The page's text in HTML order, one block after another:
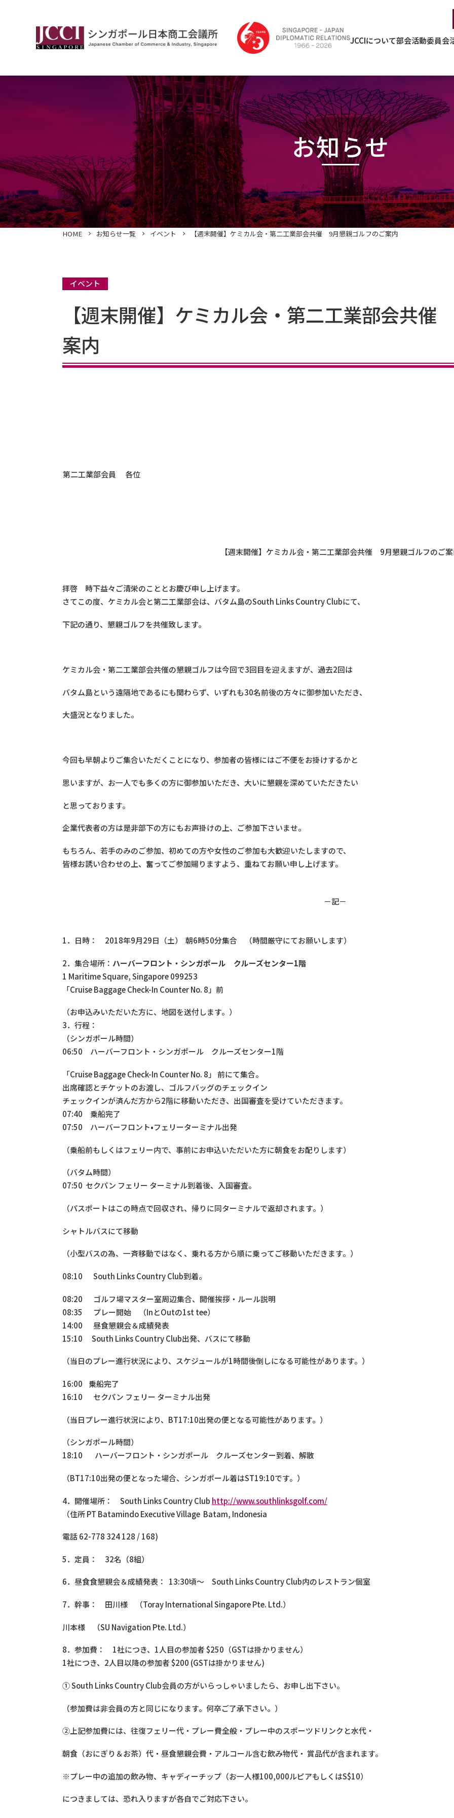
JCCIについて部会活動委員会
お知らせ
HOME お知らせ一覧 イベント 【週末開催】ケミカル会・第二工業部会共催 9月懇親ゴルフのご案内
イベント
【週末開催】ケミカル会・第二工業部会共
案内
第二工業部会員 各位
【週末開催】ケミカル会・第二工業部会共催 9月懇親ゴルフのご
拝啓 時下益々ご清栄のこととお慶び申し上げます。
さてこの度、ケミカル会と第二工業部会は、バタム島のSouth Links Country Clubにて、
下記の通り、懇親ゴルフを共催致します。
ケミカル会・第二工業部会共催の懇親ゴルフは今回で3回目を迎えますが、過去2回は
バタム島という遠隔地であるにも関わらず、いずれも30名前後の方々に御参加いただき、
大盛況となりました。
今回も早朝よりご集合いただくことになり、参加者の皆様にはご不便をお掛けするかと
思いますが、お一人でも多くの方に御参加いただき、大いに懇親を深めていただきたい
と思っております。
企業代表者の方は是非部下の方にもお声掛けの上、ご参加下さいませ。
もちろん、若手のみのご参加、初めての方や女性のご参加も大歓迎いたしますので、
皆様お誘い合わせの上、奮ってご参加賜りますよう、重ねてお願い申し上げます。
－記－
1．日時： 2018年9月29日（土） 朝6時50分集合 （時間厳守にてお願いします）
2．集合場所： ハーバーフロント・シンガポール クルーズセンター1階
1 Maritime Square, Singapore 099253
「Cruise Baggage Check-In Counter No. 8」前
（お申込みいただいた方に、地図を送付します。）
3．行程：
（シンガポール時間）
06:50 ハーバーフロント・シンガポール クルーズセンター1階
「Cruise Baggage Check-In Counter No. 8」 前にて集合。
出席確認とチケットのお渡し、ゴルフバッグのチェックイン
チェックインが済んだ方から2階に移動いただき、出国審査を受けていただきます。
07:40 乗船完了
07:50 ハーバーフロント•フェリーターミナル出発
（乗船前もしくはフェリー内で、事前にお申込いただいた方に朝食をお配りします）
（バタム時間）
07:50 セクパン フェリー ターミナル到着後、入国審査。
（パスポートはこの時点で回収され、帰りに同ターミナルで返却されます。）
シャトルバスにて移動
（小型バスの為、一斉移動ではなく、乗れる方から順に乗ってご移動いただきます。）
08:10 South Links Country Club到着。
08:20 ゴルフ場マスター室周辺集合、開催挨拶・ルール説明
08:35 プレー開始 （InとOutの1st tee）
14:00 昼食懇親会＆成績発表
15:10 South Links Country Club出発、バスにて移動
（当日のプレー進行状況により、スケジュールが1時間後倒しになる可能性があります。）
16:00 乗船完了
16:10 セクパン フェリー ターミナル出発
（当日プレー進行状況により、BT17:10出発の便となる可能性があります。）
（シンガポール時間）
18:10 ハーバーフロント・シンガポール クルーズセンター到着、解散
（BT17:10出発の便となった場合、シンガポール着はST19:10です。）
4．開催場所： South Links Country Club http://www.southlinksgolf.com/
（住所 PT Batamindo Executive Village Batam, Indonesia
電話 62-778 324 128 / 168)
5．定員： 32名（8組）
6．昼食食懇親会＆成績発表： 13:30頃～ South Links Country Club内のレストラン個室
7．幹事： 田川様 （Toray International Singapore Pte. Ltd.）
川本様 （SU Navigation Pte. Ltd.）
8．参加費： 1社につき、1人目の参加者 $250（GSTは掛かりません）
1社につき、2人目以降の参加者 $200 (GSTは掛かりません)
① South Links Country Club会員の方がいらっしゃいましたら、お申し出下さい。
（参加費は非会員の方と同じになります。何卒ご了承下さい。）
②上記参加費には、往復フェリー代・プレー費全般・プレー中のスポーツドリンクと水代・
朝食（おにぎり＆お茶）代・昼食懇親会費・アルコール含む飲み物代・ 賞品代が含まれます。
※プレー中の追加の飲み物、キャディーチップ（お一人様100,000ルピアもしくはS$10）
につきましては、恐れ入りますが各自でご対応下さい。